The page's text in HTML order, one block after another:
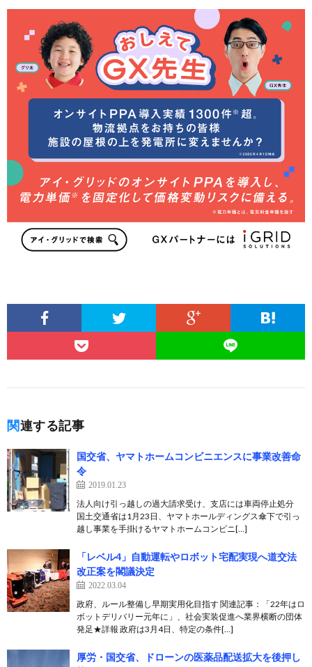
関連する記事
国交省、ヤマトホームコンビニエンスに事業改善命
令
2019.01.23
法人向け引っ越しの過大請求受け、支店には車両停止処分
国土交通省は1月23日、ヤマトホールディングス傘下で引っ
越し事業を手掛けるヤマトホームコンビニ[…]
「レベル4」自動運転やロボット宅配実現へ道交法
改正案を閣議決定
2022.03.04
政府、ルール整備し早期実用化目指す 関連記事：「22年はロ
ボットデリバリー元年に」、社会実装促進へ業界横断の団体
発足★詳報 政府は3月4日、特定の条件[…]
厚労・国交省、ドローンの医薬品配送拡大を後押し